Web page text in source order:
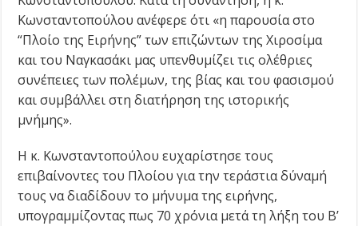
Κωνσταντοπούλου ανέφερε ότι «η παρουσία στο
“Πλοίο της Ειρήνης” των επιζώντων της Χιροσίμα
και του Ναγκασάκι μας υπενθυμίζει τις ολέθριες
συνέπειες των πολέμων, της βίας και του φασισμού
και συμβάλλει στη διατήρηση της ιστορικής
μνήμης».
Η κ. Κωνσταντοπούλου ευχαρίστησε τους
επιβαίνοντες του Πλοίου για την τεράστια δύναμή
τους να διαδίδουν το μήνυμα της ειρήνης,
υπογραμμίζοντας πως 70 χρόνια μετά τη λήξη του Β’